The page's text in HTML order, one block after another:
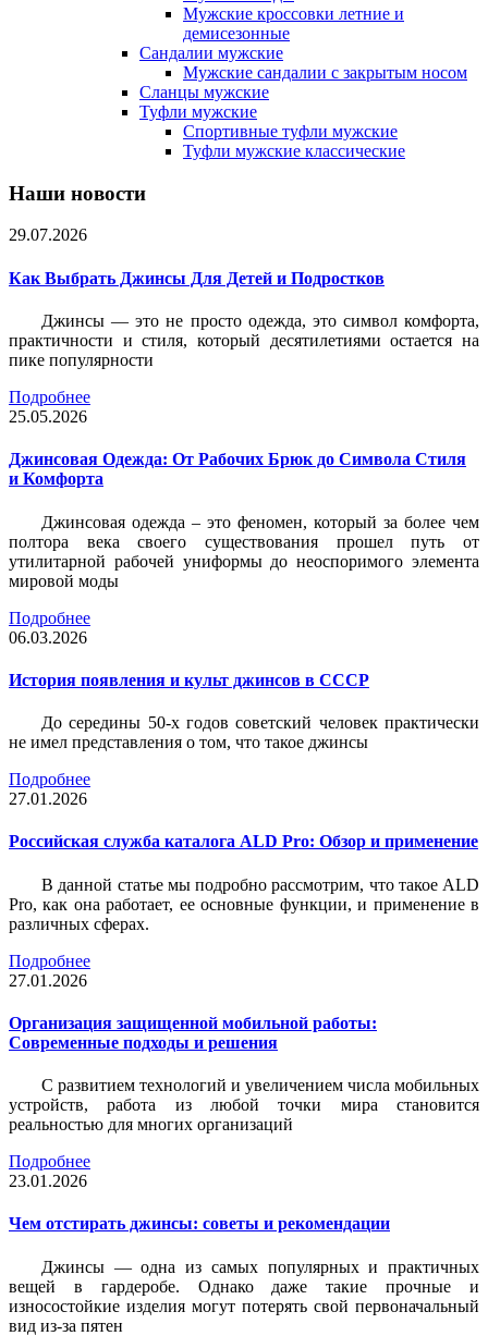
Мужские кроссовки летние и
демисезонные
Сандалии мужские
Мужские сандалии с закрытым носом
Сланцы мужские
Туфли мужские
Спортивные туфли мужские
Туфли мужские классические
Наши новости
29.07.2026
Как Выбрать Джинсы Для Детей и Подростков
Джинсы — это не просто одежда, это символ комфорта,
практичности и стиля, который десятилетиями остается на
пике популярности
Подробнее
25.05.2026
Джинсовая Одежда: От Рабочих Брюк до Символа Стиля
и Комфорта
Джинсовая одежда – это феномен, который за более чем
полтора века своего существования прошел путь от
утилитарной рабочей униформы до неоспоримого элемента
мировой моды
Подробнее
06.03.2026
История появления и культ джинсов в СССР
До середины 50-х годов советский человек практически
не имел представления о том, что такое джинсы
Подробнее
27.01.2026
Российская служба каталога ALD Pro: Обзор и применение
В данной статье мы подробно рассмотрим, что такое ALD
Pro, как она работает, ее основные функции, и применение в
различных сферах.
Подробнее
27.01.2026
Организация защищенной мобильной работы:
Современные подходы и решения
С развитием технологий и увеличением числа мобильных
устройств, работа из любой точки мира становится
реальностью для многих организаций
Подробнее
23.01.2026
Чем отстирать джинсы: советы и рекомендации
Джинсы — одна из самых популярных и практичных
вещей в гардеробе. Однако даже такие прочные и
износостойкие изделия могут потерять свой первоначальный
вид из-за пятен